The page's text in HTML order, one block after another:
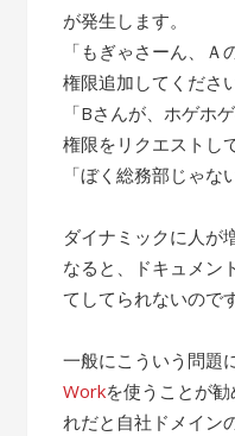
が発生します。
「もぎゃさーん、
権限追加してくださ
「Bさんが、ホゲホ
権限をリクエストし
「ぼく総務部じゃな
ダイナミックに人が
なると、ドキュメン
てしてられないので
一般にこういう問題
Workを使うことが
れだと自社ドメイン